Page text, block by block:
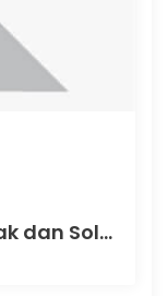
Krisis Iklim di Afrika: Dampak dan Solusi